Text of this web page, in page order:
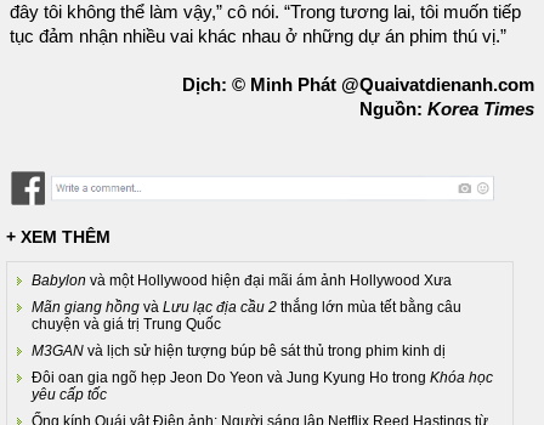
đây tôi không thể làm vậy,” cô nói. “Trong tương lai, tôi muốn tiếp
tục đảm nhận nhiều vai khác nhau ở những dự án phim thú vị.”
Dịch: © Minh Phát @Quaivatdienanh.com
Nguồn: Korea Times
+ XEM THÊM
Babylon và một Hollywood hiện đại mãi ám ảnh Hollywood Xưa
Mãn giang hồng và Lưu lạc địa cầu 2 thắng lớn mùa tết bằng câu
chuyện và giá trị Trung Quốc
M3GAN và lịch sử hiện tượng búp bê sát thủ trong phim kinh dị
Đôi oan gia ngõ hẹp Jeon Do Yeon và Jung Kyung Ho trong Khóa học
yêu cấp tốc
Ống kính Quái vật Điện ảnh: Người sáng lập Netflix Reed Hastings từ